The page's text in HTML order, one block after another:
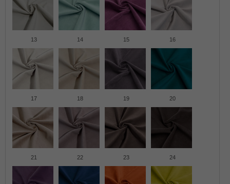
13 14 15 16
17 18 19 20
21 22 23 24